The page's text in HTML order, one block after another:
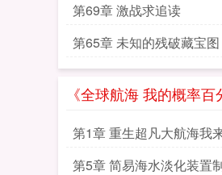
第69章 激战求追读
第65章 未知的残破藏宝图
《全球航海 我的概率
第1章 重生超凡大航海我
第5章 简易海水淡化装置